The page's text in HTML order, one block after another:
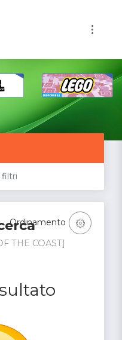
filtri
THE COAST]
Ordinamento